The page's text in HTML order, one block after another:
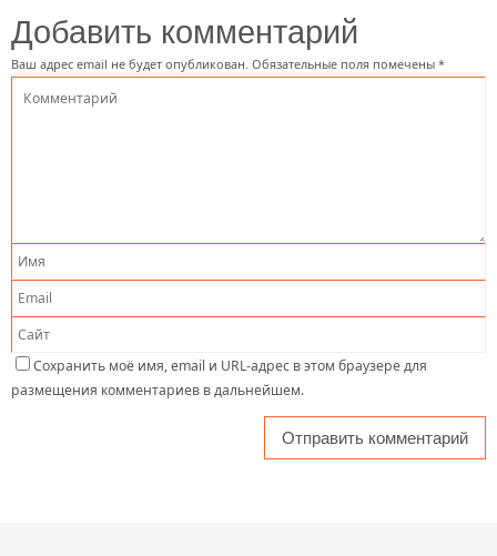
Добавить комментарий
Ваш адрес email не будет опубликован. Обязательные поля помечены *
Сохранить моё имя, email и URL-адрес в этом браузере для
размещения комментариев в дальнейшем.